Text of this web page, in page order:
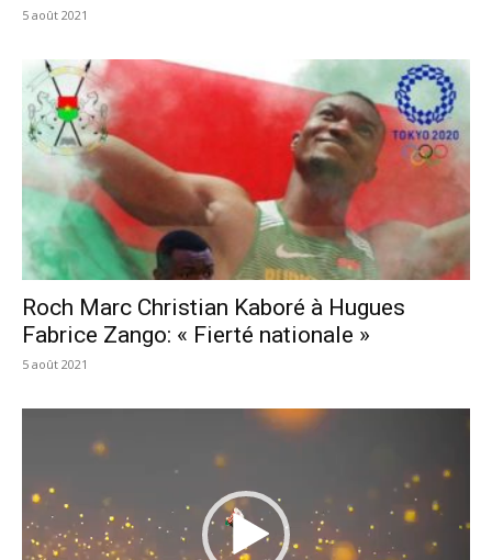
5 août 2021
Roch Marc Christian Kaboré à Hugues
Fabrice Zango: « Fierté nationale »
5 août 2021